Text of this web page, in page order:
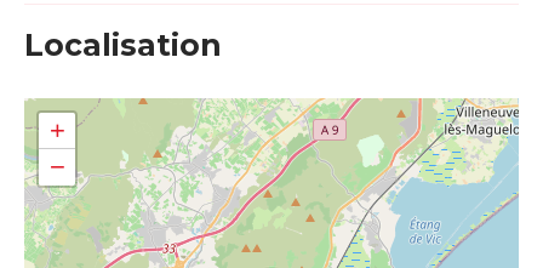
Localisation
+
−